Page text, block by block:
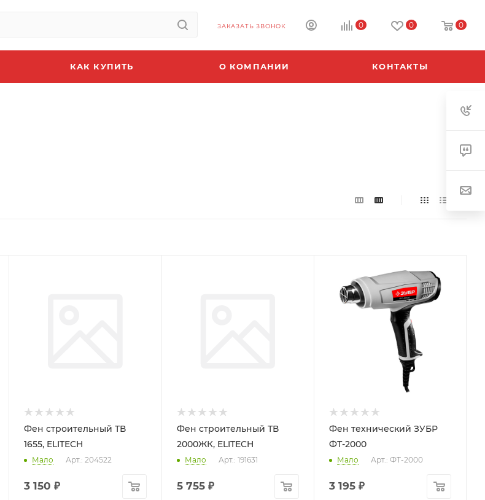
ЗАКАЗАТЬ ЗВОНОК 0 0 0
КАК КУПИТЬ О КОМПАНИИ КОНТАКТЫ
Фен строительный ТВ
1655, ELITECH
Мало Арт.: 204522
3 150 ₽
Фен строительный ТВ
2000ЖК, ELITECH
Мало Арт.: 191631
5 755₽
Фен технический ЗУБР
ФТ-2000
Мало Арт.: ФТ-2000
3 195₽